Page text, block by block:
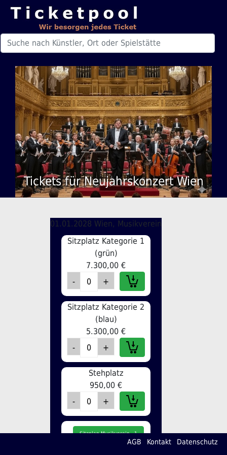
Tickets für Neujahrskonzert Wien
01.01.2028 Wien, Musikverein
Sitzplatz Kategorie 1
(grün)
7.300,00 €
Sitzplatz Kategorie 2
(blau)
5.300,00 €
Stehplatz
950,00 €
Sitzplan Musikverein - 1
AGB Kontakt Datenschutz